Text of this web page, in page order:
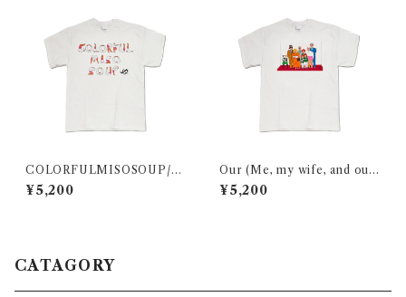
COLORFULMISOSOUP/T
he man letterforms / T-shi
rt / White
¥5,200
Our (Me, my wife, and our
cats) family portraits in 20
22/ T-shirt
¥5,200
CATAGORY